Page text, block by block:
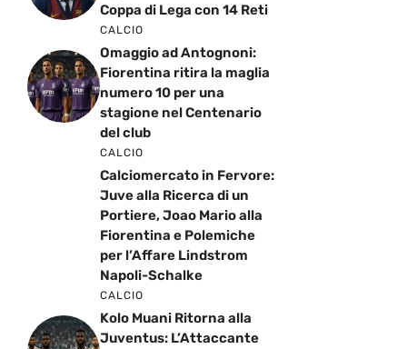
Coppa di Lega con 14 Reti
CALCIO
Omaggio ad Antognoni:
Fiorentina ritira la maglia
numero 10 per una
stagione nel Centenario
del club
CALCIO
Calciomercato in Fervore:
Juve alla Ricerca di un
Portiere, Joao Mario alla
Fiorentina e Polemiche
per l’Affare Lindstrom
Napoli-Schalke
CALCIO
Kolo Muani Ritorna alla
Juventus: L’Attaccante